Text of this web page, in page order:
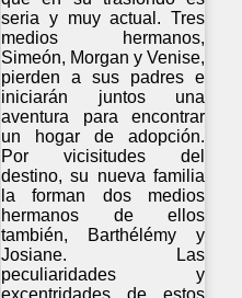
seria y muy actual. Tres
medios hermanos,
Simeón, Morgan y Venise,
pierden a sus padres e
iniciarán juntos una
aventura para encontrar
un hogar de adopción.
Por vicisitudes del
destino, su nueva familia
la forman dos medios
hermanos de ellos
también, Barthélémy y
Josiane. Las
peculiaridades y
excentridades de estos